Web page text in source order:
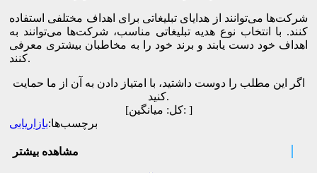
شرکت‌ها می‌توانند از هدایای تبلیغاتی برای اهداف مختلفی استفاده
کنند. با انتخاب نوع هدیه تبلیغاتی مناسب، شرکت‌ها می‌توانند به
اهداف خود دست یابند و برند خود را به مخاطبان بیشتری معرفی
کنند.
اگر این مطلب را دوست داشتید، با امتیاز دادن به آن از ما حمایت
کنید.
[کل:میانگین: ]
برچسب‌ها:بازاریابی
مشاهده بیشتر